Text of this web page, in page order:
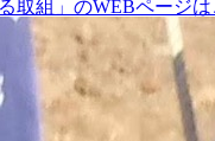
取組」のWEBページは